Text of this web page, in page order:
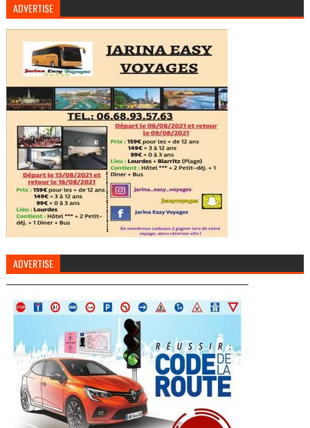
ADVERTISE
ADVERTISE